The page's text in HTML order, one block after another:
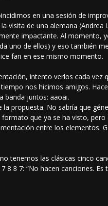
en una sesión de
visita de una alemana (Andrea
impactante. Al momento,
uno de ellos) y eso también
fan en ese mismo momento.
intento verlos cada vez
nos hicimos amigos.
banda juntos: aaoai.
la propuesta. No sabría que
formato que ya se ha visto,
entre los elementos.
tenemos las clásicas cinco
8 8 7: “No hacen canciones.